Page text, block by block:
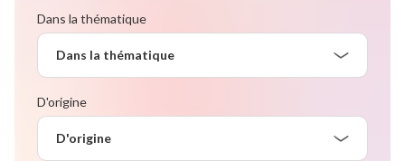
Dans la thématique
Dans la thématique
D'origine
D'origine